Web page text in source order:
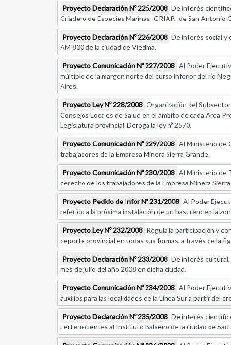
Proyecto Declaración Nº 225/2008 De interés
Criadero de Especies Marinas -CRIAR- de San
Proyecto Declaración Nº 226/2008 De interés social y
AM 800 de la ciudad de Viedma.
Proyecto Comunicación Nº 227/2008 Al Poder
múltiple de la margen norte del curso inferior del río
Aires.
Proyecto Ley Nº 228/2008 Organización del
Consejos Locales de Salud en el ámbito de cada Area
Legislatura provincial. Deroga la ley nº 2570.
Proyecto Comunicación Nº 229/2008 Al Ministerio de
trabajadores de la Empresa Minera Sierra Grande.
Proyecto Comunicación Nº 230/2008 Al Ministerio de
derecho de los trabajadores de la Empresa Minera
Proyecto Pedido de Infor Nº 231/2008 Al Poder
referido a la próxima instalación de un basurero en la
Proyecto Ley Nº 232/2008 Regula la participación y
deporte provincial en todas sus formas, a través de la
Proyecto Declaración Nº 233/2008 De interés cultural,
mes de julio del año 2008 en dicha ciudad.
Proyecto Comunicación Nº 234/2008 Al Poder
auxilios para las localidades de la Línea Sur a partir del
Proyecto Declaración Nº 235/2008 De interés
pertenecientes al Instituto Balseiro de la ciudad de